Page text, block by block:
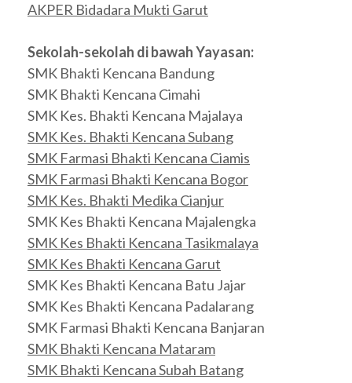
AKPER Bidadara Mukti Garut
Sekolah-sekolah di bawah Yayasan:
SMK Bhakti Kencana Bandung
SMK Bhakti Kencana Cimahi
SMK Kes. Bhakti Kencana Majalaya
SMK Kes. Bhakti Kencana Subang
SMK Farmasi Bhakti Kencana Ciamis
SMK Farmasi Bhakti Kencana Bogor
SMK Kes. Bhakti Medika Cianjur
SMK Kes Bhakti Kencana Majalengka
SMK Kes Bhakti Kencana Tasikmalaya
SMK Kes Bhakti Kencana Garut
SMK Kes Bhakti Kencana Batu Jajar
SMK Kes Bhakti Kencana Padalarang
SMK Farmasi Bhakti Kencana Banjaran
SMK Bhakti Kencana Mataram
SMK Bhakti Kencana Subah Batang